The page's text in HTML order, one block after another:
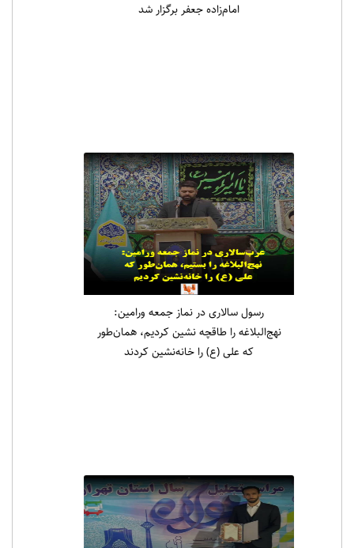
امام‌زاده جعفر برگزار شد
رسول سالاری در نماز جمعه ورامین:
نهج‌البلاغه را طاقچه نشین کردیم، همان‌طور
که علی (ع) را خانه‌نشین کردند